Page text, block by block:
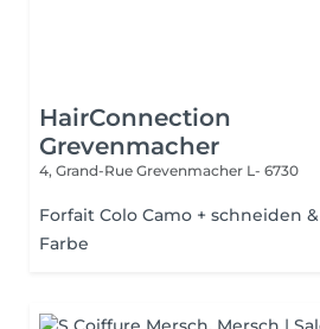
HairConnection
Grevenmacher
4, Grand-Rue Grevenmacher L- 6730
Forfait Colo Camo + schneiden
Farbe